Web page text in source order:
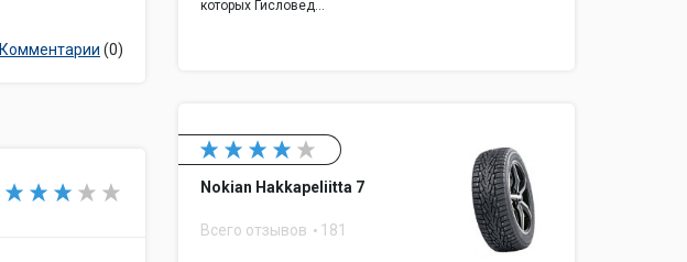
Комментарии (0)
которых Гисловед…
Nokian Hakkapeliitta 7
Всего отзывов 181